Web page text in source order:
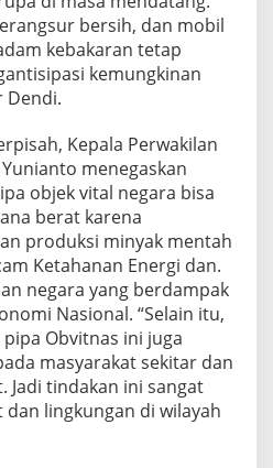
bersih, dan mobil
kebakaran tetap
kemungkinan
Dendi.
Kepala Perwakilan
menegaskan
objek vital negara bisa
berat karena
produksi minyak mentah
Ketahanan Energi dan.
negara yang berdampak
Nasional. “Selain itu,
Obvitnas ini juga
masyarakat sekitar dan
Jadi tindakan ini sangat
lingkungan di wilayah